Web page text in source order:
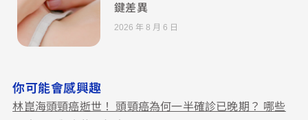
鍵差異
2026 年 8 月 6 日
你可能會感興趣
林崑海頭頸癌逝世！ 頭頸癌為何一半確診已晚期？ 哪些